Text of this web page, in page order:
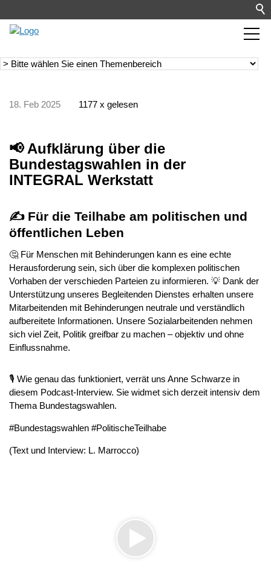
18. Feb 2025 1177 x gelesen
📢 Aufklärung über die
Bundestagswahlen in der
INTEGRAL Werkstatt
✍ Für die Teilhabe am politischen und
öffentlichen Leben
🤔 Für Menschen mit Behinderungen kann es eine echte
Herausforderung sein, sich über die komplexen politischen
Vorhaben der verschieden Parteien zu informieren. 💡 Dank der
Unterstützung unseres Begleitenden Dienstes erhalten unsere
Mitarbeitenden mit Behinderungen neutrale und verständlich
aufbereitete Informationen. Unsere Sozialarbeitenden nehmen
sich viel Zeit, Politik greifbar zu machen – objektiv und ohne
Einflussnahme.
🎙️ Wie genau das funktioniert, verrät uns Anne Schwarze in
diesem Podcast-Interview. Sie widmet sich derzeit intensiv dem
Thema Bundestagswahlen.
#Bundestagswahlen #PolitischeTeilhabe
(Text und Interview: L. Marrocco)